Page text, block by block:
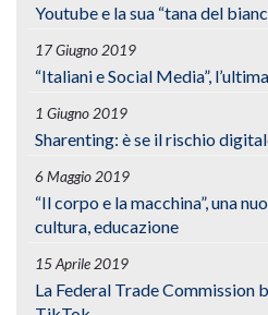
Youtube e la sua “tana del
17 Giugno 2019
“Italiani e Social Media”,
1 Giugno 2019
Sharenting: è se il rischio
6 Maggio 2019
“Il corpo e la macchina”, una
cultura, educazione
15 Aprile 2019
La Federal Trade Commission